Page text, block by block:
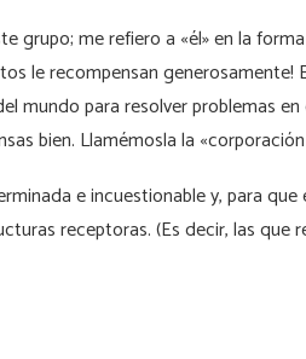
grupo; me refiero a «él» en la
le recompensan generosamente!
mundo para resolver problemas
bien. Llamémosla la
e incuestionable y, para
receptoras. (Es decir, las que